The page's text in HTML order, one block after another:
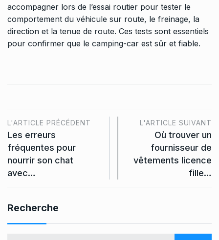
accompagner lors de l’essai routier pour tester le
comportement du véhicule sur route, le freinage, la
direction et la tenue de route. Ces tests sont essentiels
pour confirmer que le camping-car est sûr et fiable.
L'ARTICLE PRÉCÉDENT
Les erreurs
fréquentes pour
nourrir son chat
avec…
L'ARTICLE SUIVANT
Où trouver un
fournisseur de
vêtements licence
fille…
Recherche